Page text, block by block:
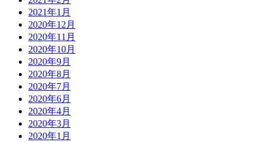
2021年1月
2020年12月
2020年11月
2020年10月
2020年9月
2020年8月
2020年7月
2020年6月
2020年4月
2020年3月
2020年1月